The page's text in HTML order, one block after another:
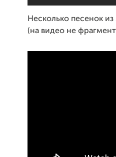
Несколько песенок
(на видео не